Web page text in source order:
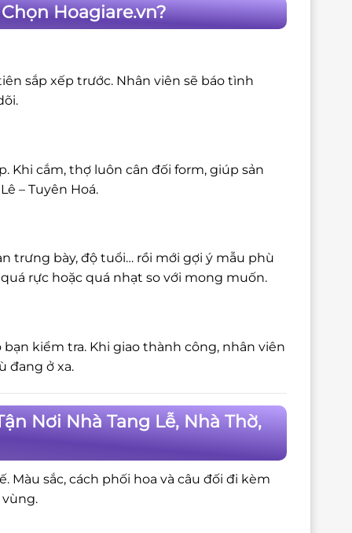
Hoagiare.vn?
sắp xếp trước. Nhân viên sẽ báo tình
Khi cắm, thợ luôn cân đối form, giúp sản
– Tuyên Hoá.
trưng bày, độ tuổi… rồi mới gợi ý mẫu phù
rực hoặc quá nhạt so với mong muốn.
kiểm tra. Khi giao thành công, nhân viên
đang ở xa.
Nơi Nhà Tang Lễ, Nhà Thờ,
sắc, cách phối hoa và câu đối đi kèm